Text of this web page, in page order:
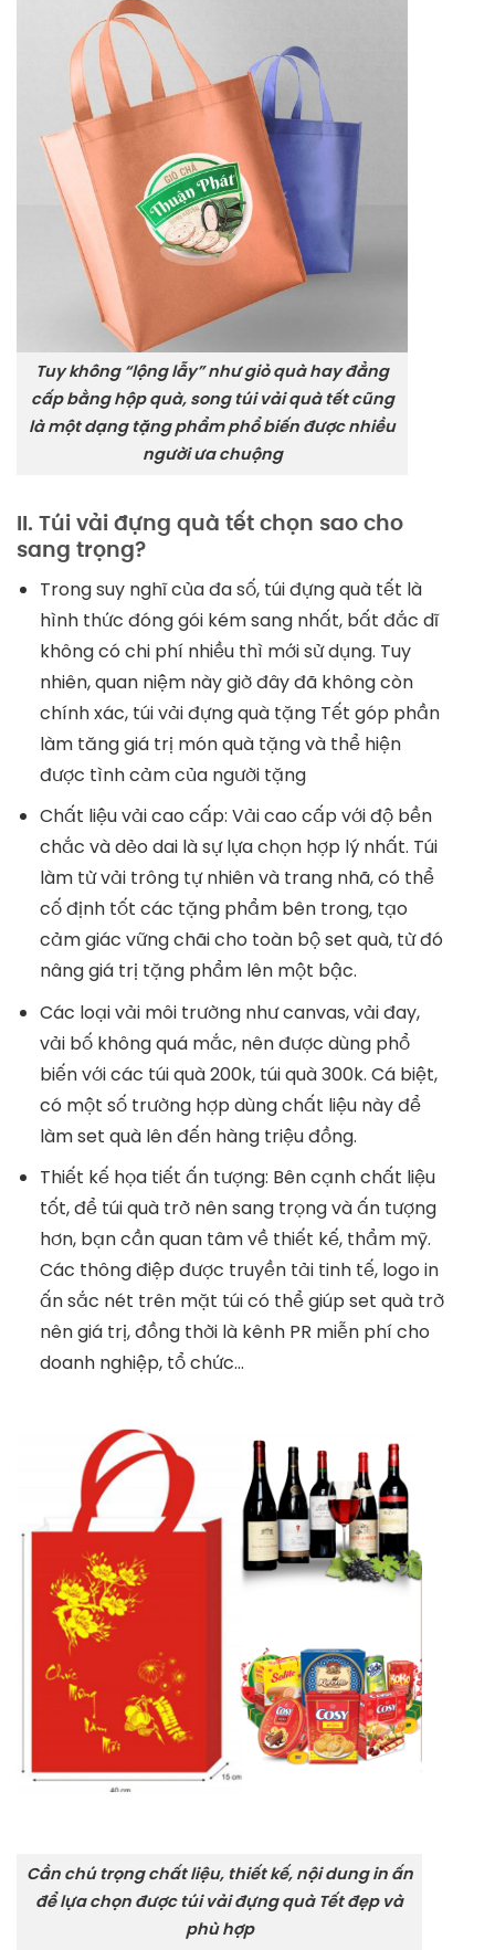
Tuy không “lộng lẫy” như giỏ quà hay đẳng
cấp bằng hộp quà, song túi vải quà tết cũng
là một dạng tặng phẩm phổ biến được nhiều
người ưa chuộng
II. Túi vải đựng quà tết chọn sao cho
sang trọng?
Trong suy nghĩ của đa số, túi đựng quà tết là
hình thức đóng gói kém sang nhất, bất đắc dĩ
không có chi phí nhiều thì mới sử dụng. Tuy
nhiên, quan niệm này giờ đây đã không còn
chính xác, túi vải đựng quà tặng Tết góp phần
làm tăng giá trị món quà tặng và thể hiện
được tình cảm của người tặng
Chất liệu vải cao cấp: Vải cao cấp với độ bền
chắc và dẻo dai là sự lựa chọn hợp lý nhất. Túi
làm từ vải trông tự nhiên và trang nhã, có thể
cố định tốt các tặng phẩm bên trong, tạo
cảm giác vững chãi cho toàn bộ set quà, từ đó
nâng giá trị tặng phẩm lên một bậc.
Các loại vải môi trường như canvas, vải đay,
vải bố không quá mắc, nên được dùng phổ
biến với các túi quà 200k, túi quà 300k. Cá biệt,
có một số trường hợp dùng chất liệu này để
làm set quà lên đến hàng triệu đồng.
Thiết kế họa tiết ấn tượng: Bên cạnh chất liệu
tốt, để túi quà trở nên sang trọng và ấn tượng
hơn, bạn cần quan tâm về thiết kế, thẩm mỹ.
Các thông điệp được truyền tải tinh tế, logo in
ấn sắc nét trên mặt túi có thể giúp set quà trở
nên giá trị, đồng thời là kênh PR miễn phí cho
doanh nghiệp, tổ chức…
Cần chú trọng chất liệu, thiết kế, nội dung in ấn
để lựa chọn được túi vải đựng quà Tết đẹp và
phù hợp